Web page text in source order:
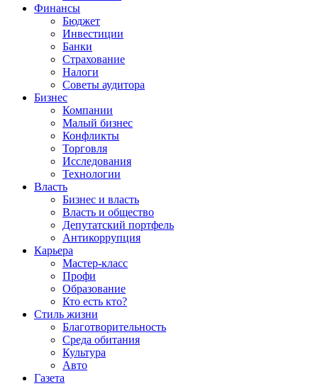
Финансы
Бюджет
Инвестиции
Банки
Страхование
Налоги
Советы аудитора
Бизнес
Компании
Малый бизнес
Конфликты
Торговля
Исследования
Технологии
Власть
Бизнес и власть
Власть и общество
Депутатский портфель
Антикоррупция
Карьера
Мастер-класс
Профи
Образование
Кто есть кто?
Стиль жизни
Благотворительность
Среда обитания
Культура
Авто
Газета